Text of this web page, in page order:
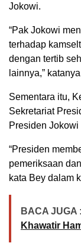
Jokowi.
“Pak Jokowi
terhadap
dengan tertib
lainnya,” katanya
Sementara itu,
Sekretariat
Presiden
“Presiden
pemeriksaan
kata Bey dalam
BACA JUGA :
Khawatir